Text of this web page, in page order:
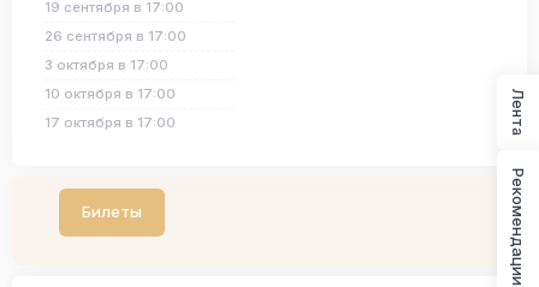
19 сентября в 17:00
26 сентября в 17:00
3 октября в 17:00
10 октября в 17:00
17 октября в 17:00
Билеты
Лента
Рекомендации